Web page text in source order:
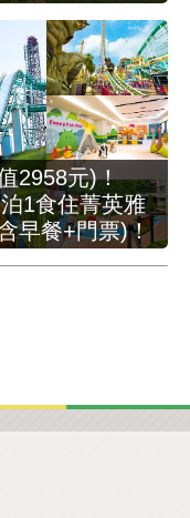
2958元)！
1食住菁英雅
早餐+門票)！